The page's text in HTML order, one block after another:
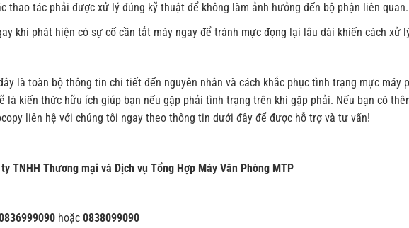
thao tác phải được xử lý đúng kỹ thuật để không làm ảnh hưởng đến bộ phận liên quan.
khi phát hiện có sự cố cần tắt máy ngay để tránh mực đọng lại lâu dài khiến cách xử
là toàn bộ thông tin chi tiết đến nguyên nhân và cách khắc phục tình trạng mực máy
là kiến thức hữu ích giúp bạn nếu gặp phải tình trạng trên khi gặp phải. Nếu bạn có
liên hệ với chúng tôi ngay theo thông tin dưới đây để được hỗ trợ và tư vấn!
TNHH Thương mại và Dịch vụ Tổng Hợp Máy Văn Phòng MTP
hoặc 0838099090